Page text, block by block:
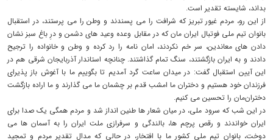
بداند، شایسته تقدیر است.
از این رو، مردم غیور تبریز که شرافت را می پسندند و وطن را می پرستند، در استقبال
بانوان تیم ملی فوتبال ایران مان که در مقابل وعده وعید های دشمن و درِ باغ سبز نشان
دادن های معاندین، سر خم نکردند، امان نامه را رد کرده و وطن و خانواده را ترجیح
دادند و به ایران بازگشتند، سنگ تمام گذاشتند. چنانچه استاندار آذربایجان شرقی هم‌ در
این آیین استقبال گفت: در میدان ساعت گرد آمدیم تا بگوییم ما با آغوش باز پذیرای
فرزندان خود هستیم و دختران ما امشب قدم بر چشمان ما می گذارند و ما اراده بازگشت
دختران‌مان را تحسین می کنیم.
در این شب که سرود ملی، در میان شعار ها طنین انداز شد و مردم همگی یک صدا برای
ایران خواندند و رقص پرچم ها، بالندگی و سرفرازی ملت ایران را به آسمان ها می
دوخت، بانوان تیم ملی کشور ما با افتخار، در حالی که مدال تقدیر مردم و تمجید